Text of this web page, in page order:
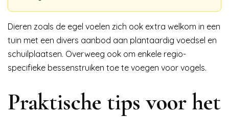
Dieren zoals de egel voelen zich ook extra welkom in een
tuin met een divers aanbod aan plantaardig voedsel en
schuilplaatsen. Overweeg ook om enkele regio-
specifieke bessenstruiken toe te voegen voor vogels.
Praktische tips voor het